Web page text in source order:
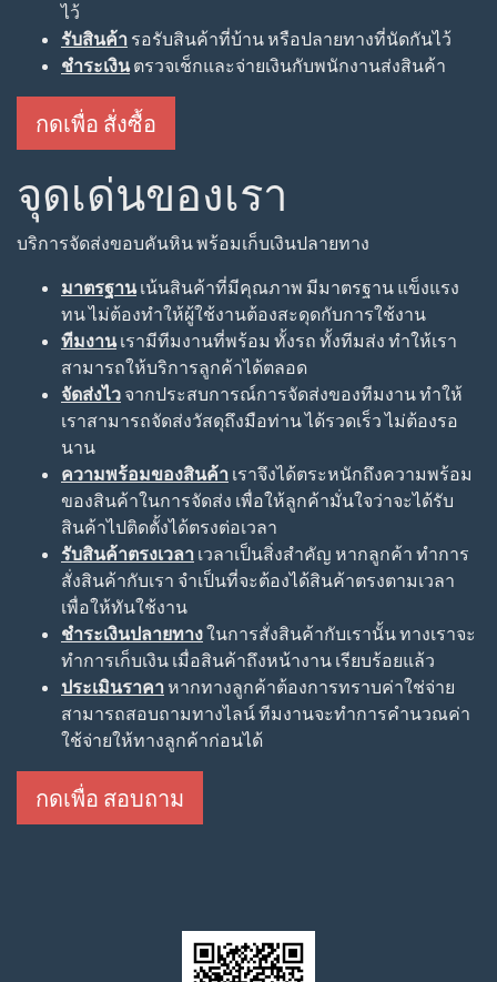
ไว้
รับสินค้า รอรับสินค้าที่บ้าน หรือปลายทางที่นัดกันไว้
ชำระเงินตรวจเช็กและจ่ายเงินกับพนักงานส่งสินค้า
กดเพื่อ สั่งซื้อ
จุดเด่นของเรา
บริการจัดส่งขอบคันหิน พร้อมเก็บเงินปลายทาง
มาตรฐานเน้นสินค้าที่มีคุณภาพ มีมาตรฐาน แข็งแรง
ทน ไม่ต้องทำให้ผู้ใช้งานต้องสะดุดกับการใช้งาน
ทีมงานเรามีทีมงานที่พร้อม ทั้งรถ ทั้งทีมส่ง ทำให้เรา
สามารถให้บริการลูกค้าได้ตลอด
จัดส่งไว จากประสบการณ์การจัดส่งของทีมงาน ทำให้
เราสามารถจัดส่งวัสดุถึงมือท่าน ได้รวดเร็ว ไม่ต้องรอ
นาน
ความพร้อมของสินค้า เราจึงได้ตระหนักถึงความพร้อม
ของสินค้าในการจัดส่ง เพื่อให้ลูกค้ามั่นใจว่าจะได้รับ
สินค้าไปติดตั้งได้ตรงต่อเวลา
รับสินค้าตรงเวลา เวลาเป็นสิ่งสำคัญ หากลูกค้า ทำการ
สั่งสินค้ากับเรา จำเป็นที่จะต้องได้สินค้าตรงตามเวลา
เพื่อให้ทันใช้งาน
ชำระเงินปลายทางในการสั่งสินค้ากับเรานั้น ทางเราจะ
ทำการเก็บเงิน เมื่อสินค้าถึงหน้างาน เรียบร้อยแล้ว
ประเมินราคา หากทางลูกค้าต้องการทราบค่าใช่จ่าย
สามารถสอบถามทางไลน์ ทีมงานจะทำการคำนวณค่า
ใช้จ่ายให้ทางลูกค้าก่อนได้
กดเพื่อ สอบถาม